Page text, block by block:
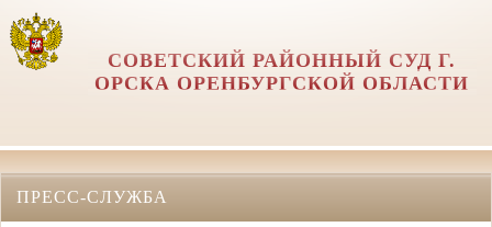
СОВЕТСКИЙ РАЙОННЫЙ СУД Г.
ОРСКА ОРЕНБУРГСКОЙ ОБЛАСТИ
ПРЕСС-СЛУЖБА